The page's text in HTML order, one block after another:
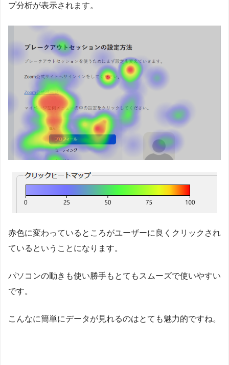
プ分析が表示されます。
赤色に変わっているところがユーザーに良くクリックされ
ているということになります。
パソコンの動きも使い勝手もとてもスムーズで使いやすい
です。
こんなに簡単にデータが見れるのはとても魅力的ですね。